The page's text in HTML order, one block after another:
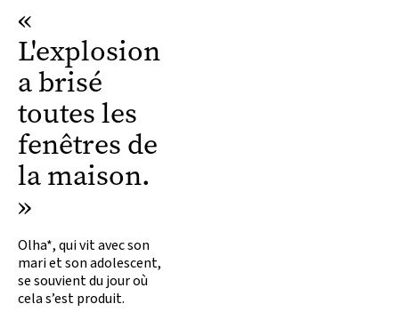
«
L'explosion
a brisé
toutes les
fenêtres de
la maison.
»
Olha*, qui vit avec son
mari et son adolescent,
se souvient du jour où
cela s’est produit.